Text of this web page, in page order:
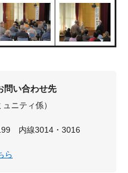
問い合わせ先
ニティ係）
内線3014・3016
ら